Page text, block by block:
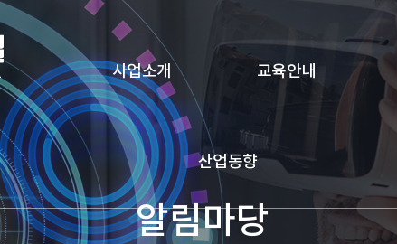
사업소개 교육안내
산업동향
알림마당